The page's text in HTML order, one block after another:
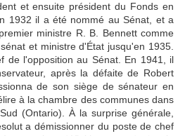
et ensuite président du Fonds en
1932 il a été nommé au Sénat, et a
ministre R. B. Bennett comme
et ministre d'État jusqu'en 1935.
de l'opposition au Sénat. En 1941, il
après la défaite de Robert
de son siège de sénateur en
à la chambre des communes dans
(Ontario). À la surprise générale,
a démissionner du poste de chef